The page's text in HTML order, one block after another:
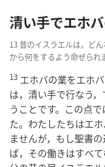
清い手でエホ
13 昔のイスラエルは，ど
から何をするよう命ぜられ
13 エホバの業をエホ
は，清い手で行なう
うことです。この点
た。わたしたちはエ
ませんが，もし聖書
ば，その働きはすべ